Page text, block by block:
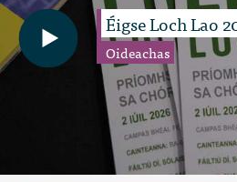
Éigse Loch Lao
Oideachas